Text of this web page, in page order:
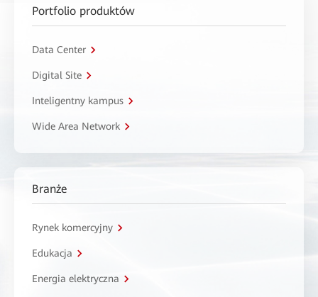
Portfolio produktów
Data Center
Digital Site
Inteligentny kampus
Wide Area Network
Branże
Rynek komercyjny
Edukacja
Energia elektryczna